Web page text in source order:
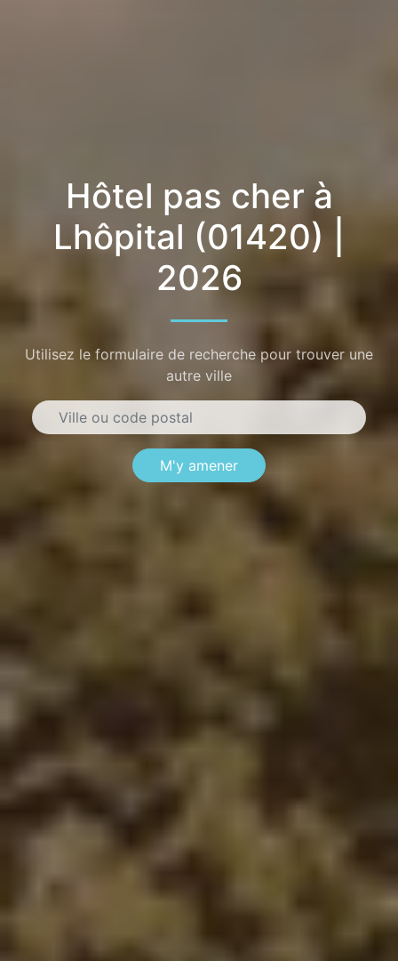
Hôtel pas cher à
Lhôpital (01420) |
2026
Utilisez le formulaire de recherche pour trouver une
autre ville
M'y amener